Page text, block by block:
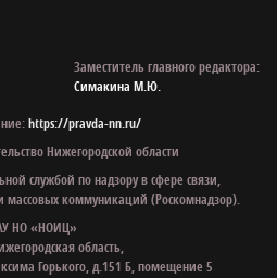
Заместитель главного редактора:
Симакина М.Ю.
https://pravda-nn.ru/
Нижегородской области
службой по надзору в сфере связи,
коммуникаций (Роскомнадзор).
НО «НОИЦ»
область,
Горького, д.151 Б, помещение 5